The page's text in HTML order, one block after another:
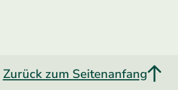
Zurück zum Seitenanfang